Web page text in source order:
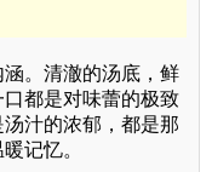
。清澈的汤底，鲜
都是对味蕾的极致
汁的浓郁，都是那
记忆。